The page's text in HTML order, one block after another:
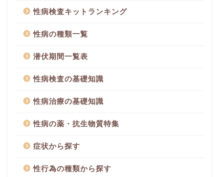
性病検査キットランキング
性病の種類一覧
潜伏期間一覧表
性病検査の基礎知識
性病治療の基礎知識
性病の薬・抗生物質特集
症状から探す
性行為の種類から探す